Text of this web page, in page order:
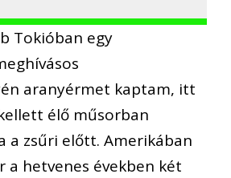
Tokióban egy
aranyérmet kaptam, itt
élő műsorban
a zsűri előtt. Amerikában
a hetvenes években két